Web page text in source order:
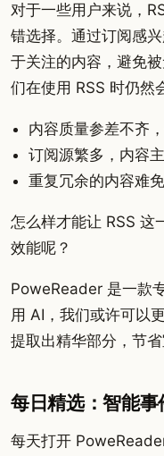
对于一些用户来说，
错选择。通过订阅感
于关注的内容，避免
们在使用 RSS 时仍然
内容质量参差不齐
订阅源繁多，内容
重复冗余的内容难
怎么样才能让 RSS 这
效能呢？
PoweReader 是一款
用 AI，我们或许可以
提取出精华部分，节省
每日精选：智能
每天打开